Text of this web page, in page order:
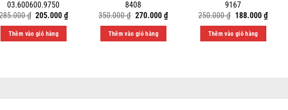
03.600600.9750
₫ Original
was:
285.000 ₫.
205.000₫Current
price
Thêm vào giỏ hàng
8408
350.000₫ Original
was:
350.000 ₫.
270.000₫Current
price
Thêm vào giỏ hàng
9167
250.000₫ Original
was:
250.000 ₫.
188.000₫Current
price
Thêm vào giỏ hàng